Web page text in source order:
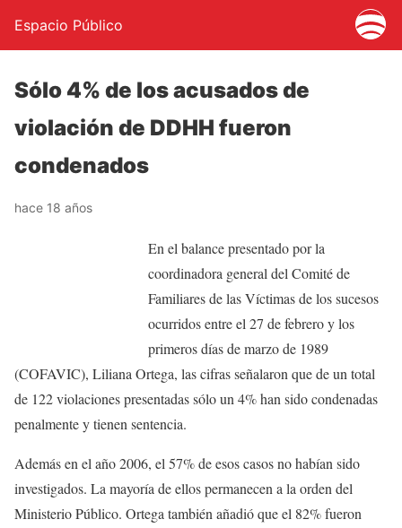
Espacio Público
Sólo 4% de los acusados de
violación de DDHH fueron
condenados
hace 18 años
En el balance presentado por la
coordinadora general del Comité de
Familiares de las Víctimas de los sucesos
ocurridos entre el 27 de febrero y los
primeros días de marzo de 1989
(COFAVIC), Liliana Ortega, las cifras señalaron que de un total
de 122 violaciones presentadas sólo un 4% han sido condenadas
penalmente y tienen sentencia.
Además en el año 2006, el 57% de esos casos no habían sido
investigados. La mayoría de ellos permanecen a la orden del
Ministerio Público. Ortega también añadió que el 82% fueron